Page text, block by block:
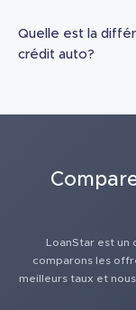
Quelle est la
crédit auto?
LoanStar est un
comparons les
meilleurs taux et